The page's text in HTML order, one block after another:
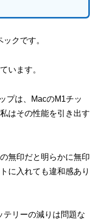
クです。
います。
プは、MacのM1チッ
はその性能を引き出す
の無印だと明らかに無印
に入れても違和感あり
テリーの減りは問題な